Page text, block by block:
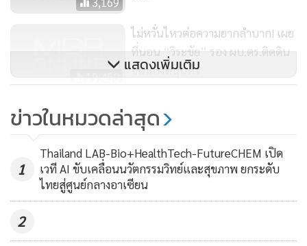
เมื่อเวลา 15.50 น. แฟนเพจเฟซบุ๊ก "Thai NavySEAL" โพสต์
19,450
ไม่หวั่นไหวต่อความยากลำบาก! เผย
ที่นอน “วิระชัย” รอง ผบ.ตร.ติดดิน
ขนมปังหนุนหัว
68,438
โรยตัวลงโพรงอากาศด้านผาหมี เพื่อ
แสดงเพิ่มเติม
ข่าวในหมวดล่าสุด
1
Thailand LAB-Bio+HealthTech-FutureCHEM เปิด
เวที AI ขับเคลื่อนนวัตกรรมวิทย์และสุขภาพ ยกระดับ
ไทยสู่ศูนย์กลางอาเซียน
2